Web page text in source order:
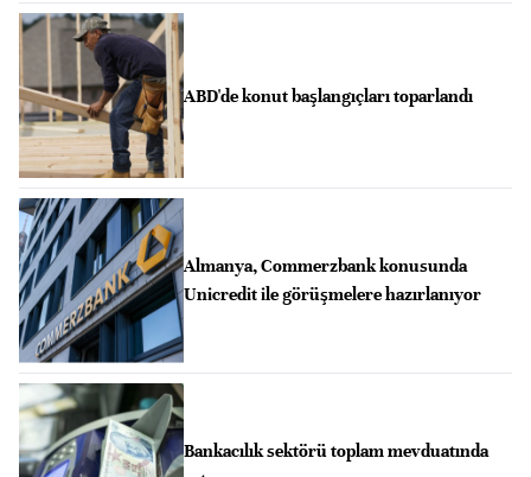
ABD'de konut başlangıçları toparlandı
Almanya, Commerzbank konusunda
Unicredit ile görüşmelere hazırlanıyor
Bankacılık sektörü toplam mevduatında